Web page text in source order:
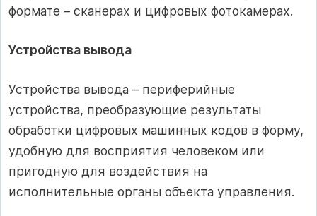
формате – сканерах и цифровых фотокамерах.
Устройства вывода
Устройства вывода – периферийные
устройства, преобразующие результаты
обработки цифровых машинных кодов в форму,
удобную для восприятия человеком или
пригодную для воздействия на
исполнительные органы объекта управления.